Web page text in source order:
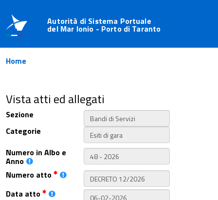
Autorità di Sistema Portuale
del Mar Ionio - Porto di Taranto
Home
Vista atti ed allegati
Sezione
Categorie
Numero in Albo e
Anno
Numero atto
Data atto